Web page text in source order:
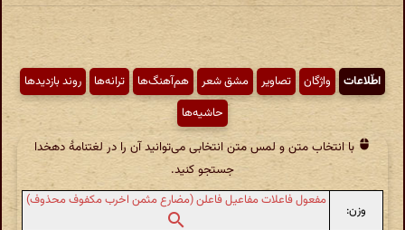
اطّلاعات واژگان تصاویر مشق شعر هم‌آهنگ‌ها ترانه‌ها
روند بازدیدها
حاشیه‌ها
با انتخاب متن و لمس متن انتخابی می‌توانید آن را در لغتنامهٔ دهخدا
جستجو کنید.
وزن:
مفعول فاعلات مفاعیل فاعلن (مضارع مثمن اخرب مکفوف محذوف)